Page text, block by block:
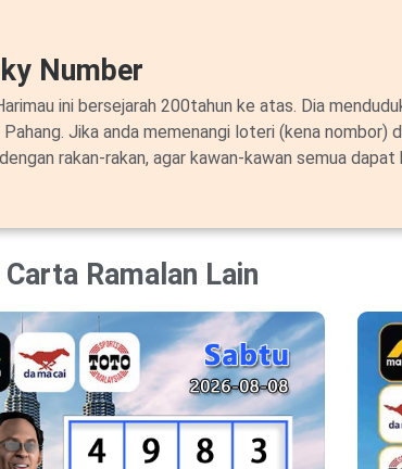
Number
ini bersejarah 200tahun ke atas. Dia
Jika anda memenangi loteri (kena nombor)
rakan-rakan, agar kawan-kawan semua
Carta Ramalan Lain